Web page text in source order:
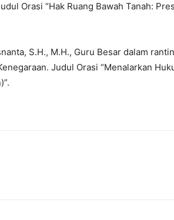
Orasi “Hak Ruang Bawah Tanah:
S.H., M.H., Guru Besar dalam
Judul Orasi “Menalarkan